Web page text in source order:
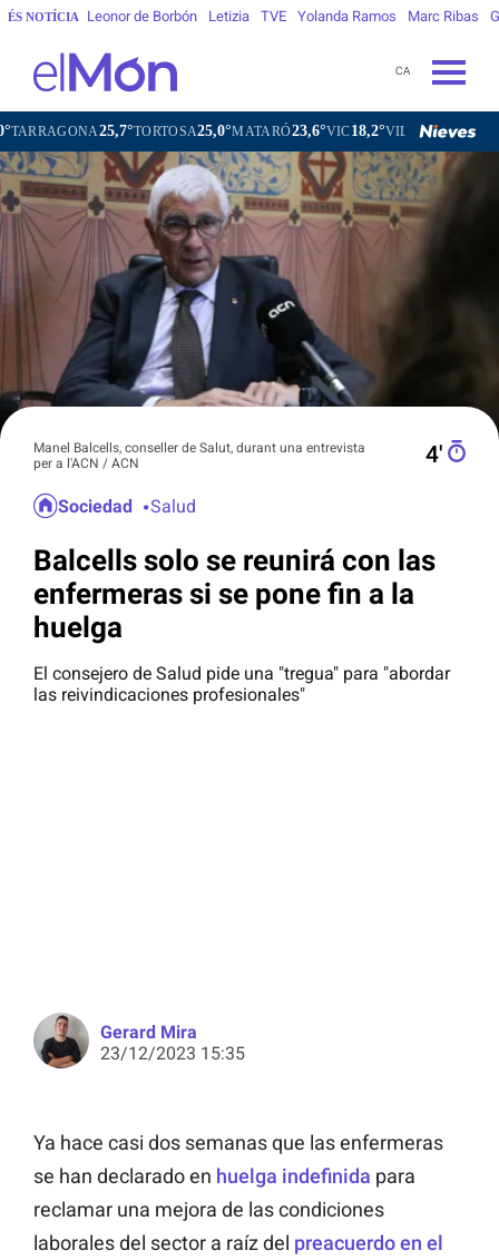
ÉS NOTÍCIA Leonor de Borbón Letizia TVE Yolanda Ramos Marc Ribas
CA
25,7°TORTOSA25,0°MATARÓ23,6°VIC18,2°VILAFRANCA DEL PENEDÈS
Manel Balcells, conseller de Salut, durant una entrevista
per a l'ACN / ACN
4′
Sociedad Salud
Balcells solo se reunirá con las
enfermeras si se pone fin a la
huelga
El consejero de Salud pide una "tregua" para "abordar
las reivindicaciones profesionales"
Gerard Mira
23/12/2023 15:35
Ya hace casi dos semanas que las enfermeras
se han declarado en huelga indefinida para
reclamar una mejora de las condiciones
laborales del sector a raíz del preacuerdo en el